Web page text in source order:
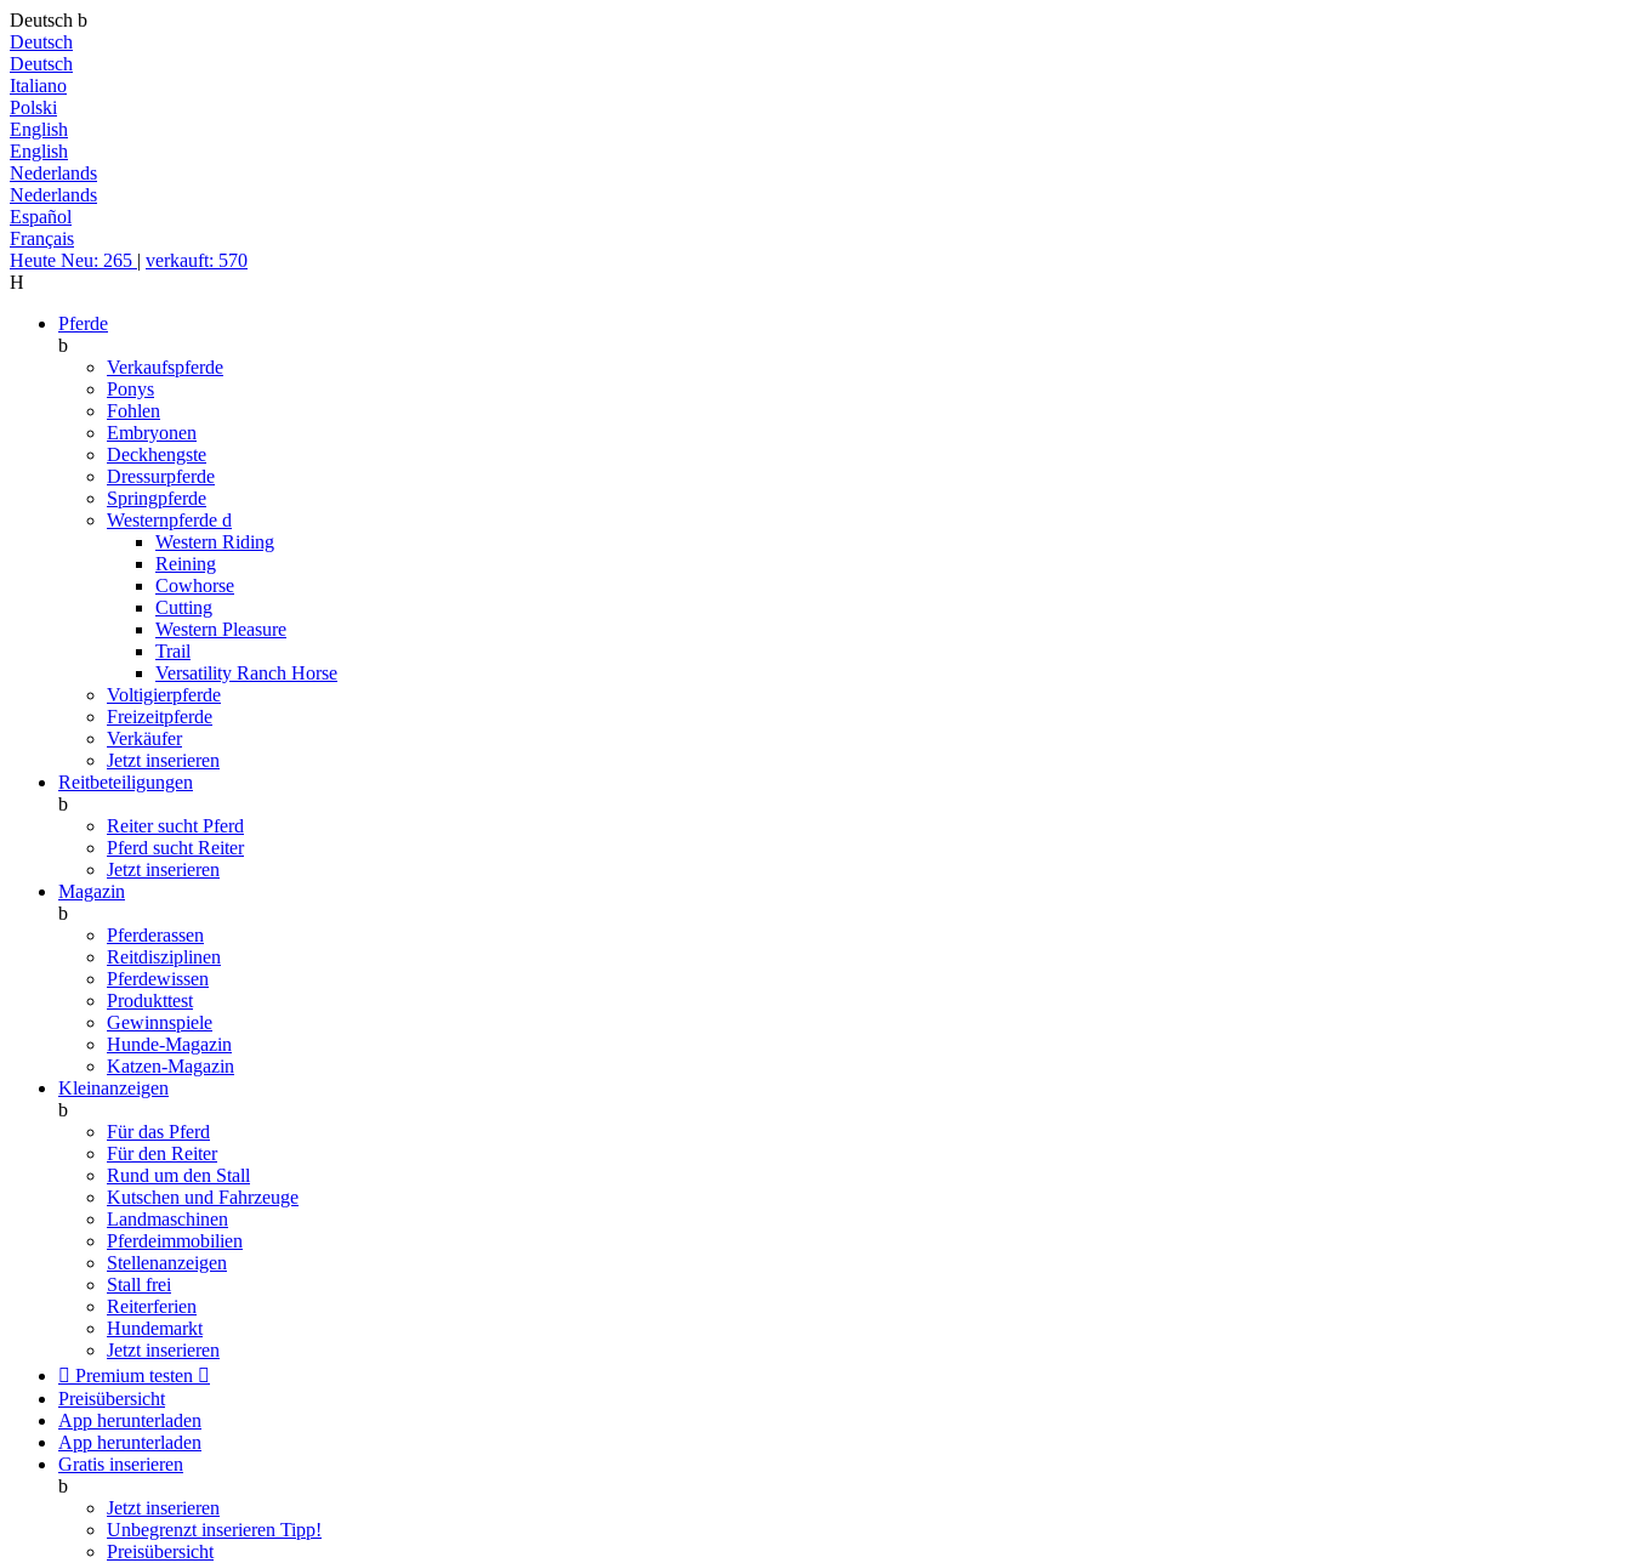
Deutsch b
Deutsch
Deutsch
Italiano
Polski
English
English
Nederlands
Nederlands
Español
Français
Heute Neu: 265 | verkauft: 570
H
Pferde
b
Verkaufspferde
Ponys
Fohlen
Embryonen
Deckhengste
Dressurpferde
Springpferde
Westernpferde d
Western Riding
Reining
Cowhorse
Cutting
Western Pleasure
Trail
Versatility Ranch Horse
Voltigierpferde
Freizeitpferde
Verkäufer
Jetzt inserieren
Reitbeteiligungen
b
Reiter sucht Pferd
Pferd sucht Reiter
Jetzt inserieren
Magazin
b
Pferderassen
Reitdisziplinen
Pferdewissen
Produkttest
Gewinnspiele
Hunde-Magazin
Katzen-Magazin
Kleinanzeigen
b
Für das Pferd
Für den Reiter
Rund um den Stall
Kutschen und Fahrzeuge
Landmaschinen
Pferdeimmobilien
Stellenanzeigen
Stall frei
Reiterferien
Hundemarkt
Jetzt inserieren
 Premium testen 
Preisübersicht
App herunterladen
App herunterladen
Gratis inserieren
b
Jetzt inserieren
Unbegrenzt inserieren Tipp!
Preisübersicht